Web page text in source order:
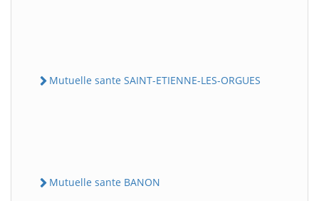
Mutuelle sante SAINT-ETIENNE-LES-ORGUES
Mutuelle sante BANON